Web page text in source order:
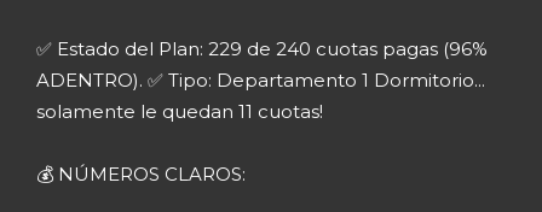
✅ Estado del Plan: 229 de 240 cuotas pagas (96%
ADENTRO). ✅ Tipo: Departamento 1 Dormitorio...
solamente le quedan 11 cuotas!
💰 NÚMEROS CLAROS: